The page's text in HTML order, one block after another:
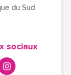
du Sud
sociaux